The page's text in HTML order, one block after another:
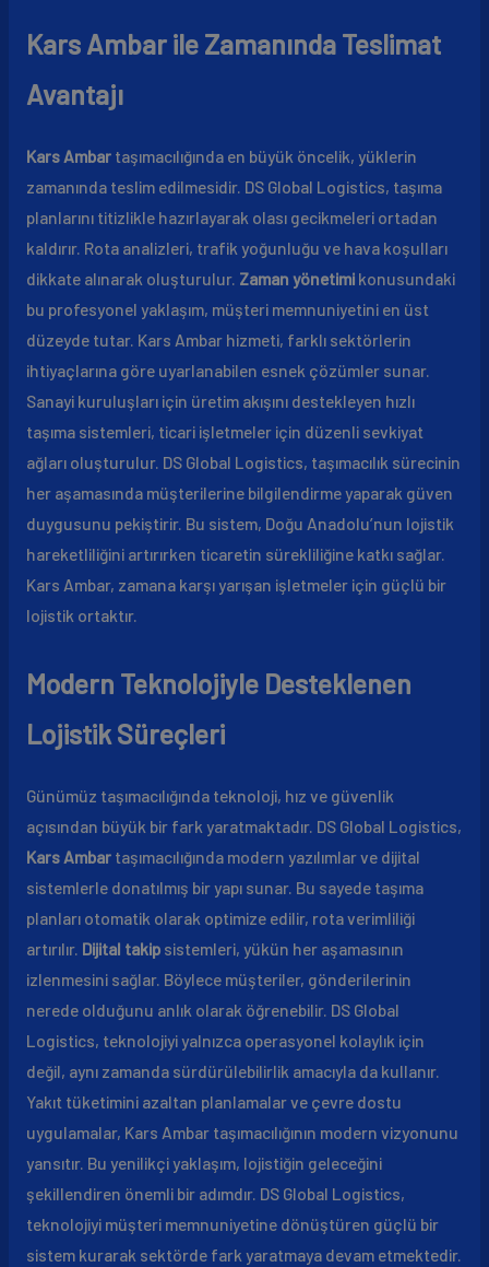
Kars Ambar ile Zamanında Teslimat
Avantajı
Kars Ambartaşımacılığında en büyük öncelik, yüklerin
zamanında teslim edilmesidir. DS Global Logistics, taşıma
planlarını titizlikle hazırlayarak olası gecikmeleri ortadan
kaldırır. Rota analizleri, trafik yoğunluğu ve hava koşulları
dikkate alınarak oluşturulur. Zaman yönetimikonusundaki
bu profesyonel yaklaşım, müşteri memnuniyetini en üst
düzeyde tutar. Kars Ambar hizmeti, farklı sektörlerin
ihtiyaçlarına göre uyarlanabilen esnek çözümler sunar.
Sanayi kuruluşları için üretim akışını destekleyen hızlı
taşıma sistemleri, ticari işletmeler için düzenli sevkiyat
ağları oluşturulur. DS Global Logistics, taşımacılık sürecinin
her aşamasında müşterilerine bilgilendirme yaparak güven
duygusunu pekiştirir. Bu sistem, Doğu Anadolu’nun lojistik
hareketliliğini artırırken ticaretin sürekliliğine katkı sağlar.
Kars Ambar, zamana karşı yarışan işletmeler için güçlü bir
lojistik ortaktır.
Modern Teknolojiyle Desteklenen
Lojistik Süreçleri
Günümüz taşımacılığında teknoloji, hız ve güvenlik
açısından büyük bir fark yaratmaktadır. DS Global Logistics,
Kars Ambartaşımacılığında modern yazılımlar ve dijital
sistemlerle donatılmış bir yapı sunar. Bu sayede taşıma
planları otomatik olarak optimize edilir, rota verimliliği
artırılır. Dijital takipsistemleri, yükün her aşamasının
izlenmesini sağlar. Böylece müşteriler, gönderilerinin
nerede olduğunu anlık olarak öğrenebilir. DS Global
Logistics, teknolojiyi yalnızca operasyonel kolaylık için
değil, aynı zamanda sürdürülebilirlik amacıyla da kullanır.
Yakıt tüketimini azaltan planlamalar ve çevre dostu
uygulamalar, Kars Ambar taşımacılığının modern vizyonunu
yansıtır. Bu yenilikçi yaklaşım, lojistiğin geleceğini
şekillendiren önemli bir adımdır. DS Global Logistics,
teknolojiyi müşteri memnuniyetine dönüştüren güçlü bir
sistem kurarak sektörde fark yaratmaya devam etmektedir.